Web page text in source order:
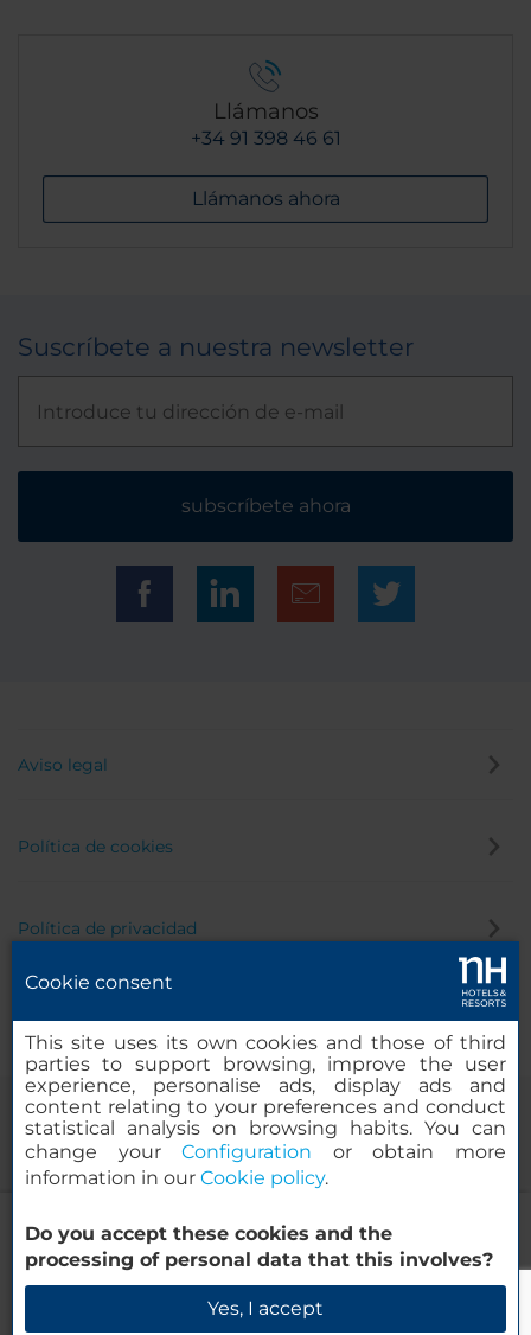
NH Brussels EU Berlaymont
Verificar disponibilidad
Llámanos
+34 91 398 46 61
Llámanos ahora
Suscríbete a nuestra newsletter
subscríbete ahora
Aviso legal
Política de cookies
Política de privacidad
© 2000-2026 MINOR HOTELS EUROPE & AMERICAS Santa Engracia,
120. 28003 Madrid, España
Cookie consent
This site uses its own cookies and those of third
parties to support browsing, improve the user
experience, personalise ads, display ads and
content relating to your preferences and conduct
statistical analysis on browsing habits. You can
change yourConfiguration or obtain more
information in our Cookie policy.
Do you accept these cookies and the
processing of personal data that this involves?
Yes, I accept